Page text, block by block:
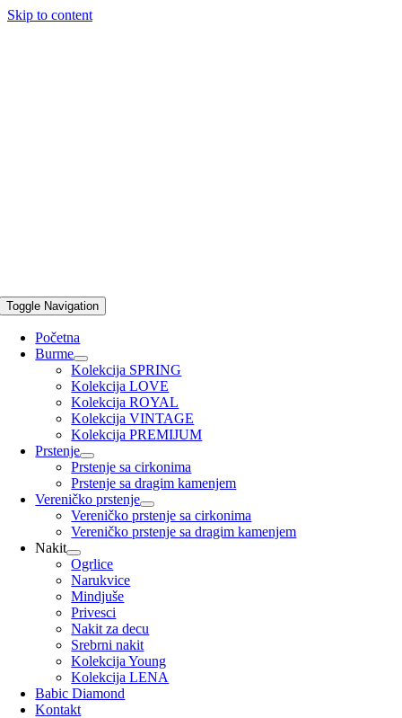
Skip to content
Toggle Navigation
Početna
Burme
Kolekcija SPRING
Kolekcija LOVE
Kolekcija ROYAL
Kolekcija VINTAGE
Kolekcija PREMIJUM
Prstenje
Prstenje sa cirkonima
Prstenje sa dragim kamenjem
Vereničko prstenje
Vereničko prstenje sa cirkonima
Vereničko prstenje sa dragim kamenjem
Nakit
Ogrlice
Narukvice
Mindjuše
Privesci
Nakit za decu
Srebrni nakit
Kolekcija Young
Kolekcija LENA
Babic Diamond
Kontakt